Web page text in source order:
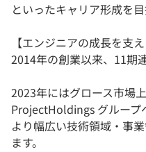
といったキャリア形成を目
【エンジニアの成長を支え
2014年の創業以来、11期
2023年にはグロース市場
ProjectHoldings グループ
より幅広い技術領域・事
ます。